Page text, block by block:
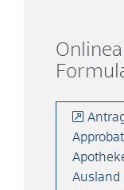
Ausland